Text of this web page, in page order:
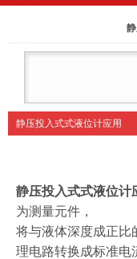
静压投入式式液位计应用
静压投入式式液位计
为测量元件，
将与液体深度成正比
理电路转换成标准电